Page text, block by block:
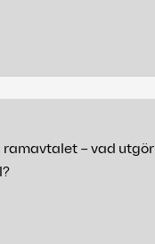
– vad utgör